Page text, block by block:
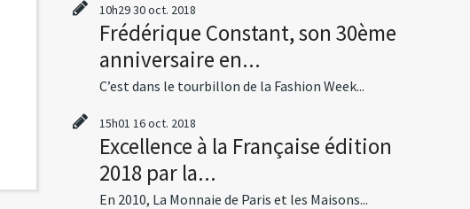
10h2930oct. 2018
Frédérique Constant, son 30ème
anniversaire en...
C’est dans le tourbillon de la Fashion Week...
15h01 16oct. 2018
Excellence à la Française édition
2018 par la...
En 2010, La Monnaie de Paris et les Maisons...